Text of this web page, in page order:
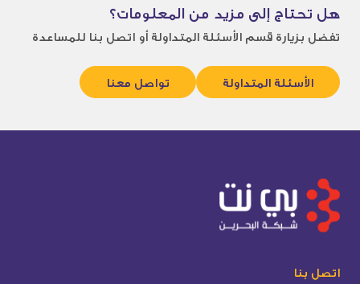
هل تحتاج إلى مزيد من المعلومات؟
تفضل بزيارة قسم الأسئلة المتداولة أو اتصل بنا للمساعدة
الأسئلة المتداولة تواصل معنا
اتصل بنا